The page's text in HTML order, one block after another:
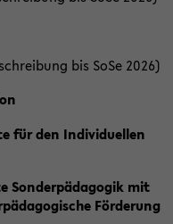
bis SoSe 2026)
für den Individuellen
Sonderpädagogik mit
Förderung